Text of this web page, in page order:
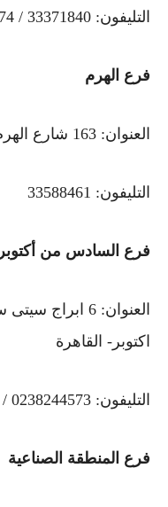
التليفون: 33371840 / 33371674
فرع الهرم
العنوان: 163 شارع الهرم امام بنك CIB - الجيزة
التليفون: 33588461
فرع السادس من أكتوبر
اكتوبر- القاهرة
التليفون: 0238244573 / 0238244575
فرع المنطقة الصناعية